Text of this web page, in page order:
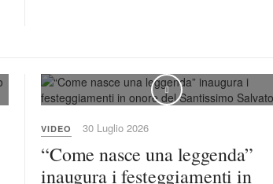
VIDEO 30 Luglio 2026
“Come nasce una leggenda”
inaugura i festeggiamenti in